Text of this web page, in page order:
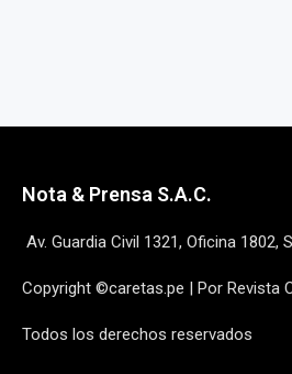
Nota & Prensa S.A.C.
Av. Guardia Civil 1321, Oficina 1802,
Copyright ©caretas.pe | Por Revista
Todos los derechos reservados